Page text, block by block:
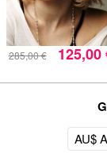
285,00 € 125,00
AU$